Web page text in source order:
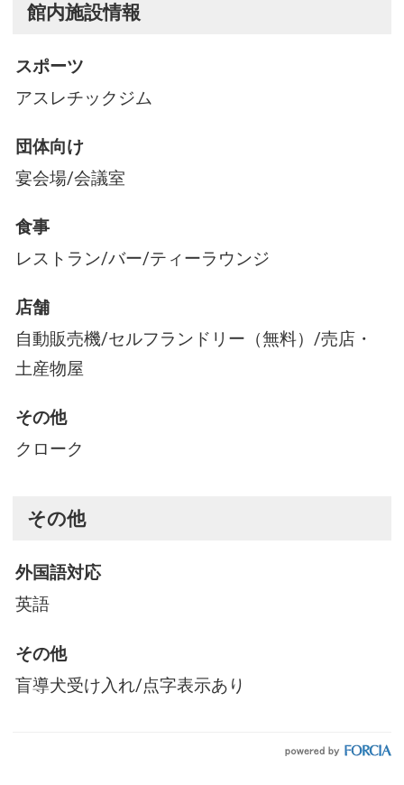
館内施設情報
スポーツ
アスレチックジム
団体向け
宴会場/会議室
食事
レストラン/バー/ティーラウンジ
店舗
自動販売機/セルフランドリー（無料）/売店・
土産物屋
その他
クローク
その他
外国語対応
英語
その他
盲導犬受け入れ/点字表示あり